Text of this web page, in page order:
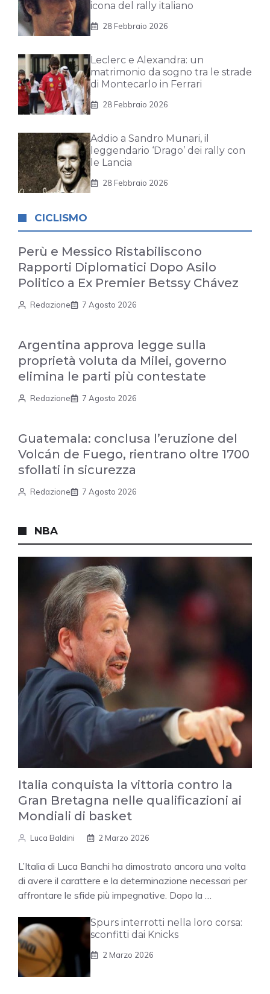
icona del rally italiano
28 Febbraio 2026
Leclerc e Alexandra: un
matrimonio da sogno tra le strade
di Montecarlo in Ferrari
28 Febbraio 2026
Addio a Sandro Munari, il
leggendario ‘Drago’ dei rally con
le Lancia
28 Febbraio 2026
CICLISMO
Perù e Messico Ristabiliscono
Rapporti Diplomatici Dopo Asilo
Politico a Ex Premier Betssy Chávez
Redazione 7 Agosto 2026
Argentina approva legge sulla
proprietà voluta da Milei, governo
elimina le parti più contestate
Redazione 7 Agosto 2026
Guatemala: conclusa l’eruzione del
Volcán de Fuego, rientrano oltre 1700
sfollati in sicurezza
Redazione 7 Agosto 2026
NBA
Italia conquista la vittoria contro la
Gran Bretagna nelle qualificazioni ai
Mondiali di basket
Luca Baldini 2 Marzo 2026
L’Italia di Luca Banchi ha dimostrato ancora una volta
di avere il carattere e la determinazione necessari per
affrontare le sfide più impegnative. Dopo la …
Spurs interrotti nella loro corsa:
sconfitti dai Knicks
2 Marzo 2026